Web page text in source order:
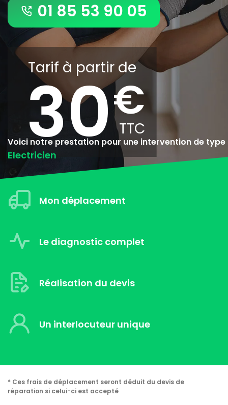
01 85 53 90 05
Tarif à partir de
30
Voici notre prestation pour une intervention de type
Electricien
Mon déplacement
Le diagnostic complet
Réalisation du devis
Un interlocuteur unique
* Ces frais de déplacement seront déduit du devis de
réparation si celui-ci est accepté